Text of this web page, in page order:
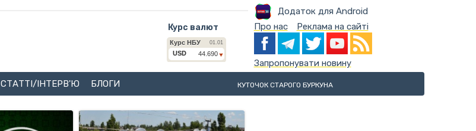
Додаток для Android
Курс валют Про нас Реклама на сайті
Запропонувати новину
СТАТТІ/ІНТЕРВ'Ю БЛОГИ КУТОЧОК СТАРОГО БУРКУНА